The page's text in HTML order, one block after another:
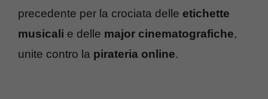
precedente per la crociata delle etichette
musicali e delle major cinematografiche,
unite contro la pirateria online.